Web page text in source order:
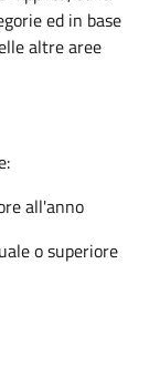
ed in base
altre aree
all'anno
o superiore